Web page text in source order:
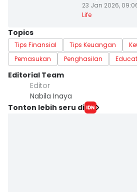
23 Jan 2026,
Life
Topics
Tips Finansial Tips Keuangan
Pemasukan
Penghasilan
Editorial Team
Editor
Nabila Inaya
Tonton lebih seru di